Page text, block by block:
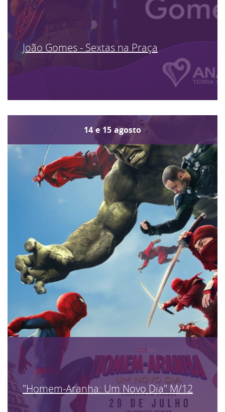
João Gomes - Sextas na Praça
14 e 15 agosto
"Homem-Aranha: Um Novo Dia" M/12